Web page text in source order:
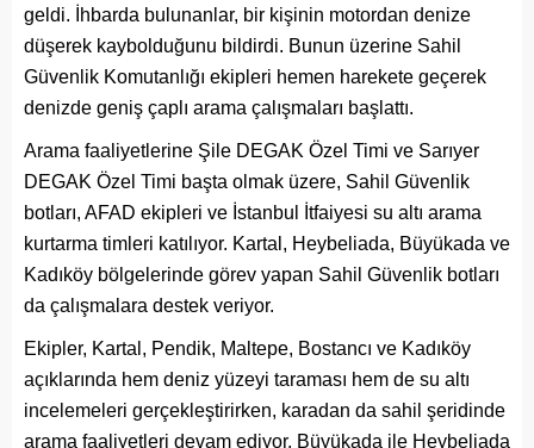
geldi. İhbarda bulunanlar, bir kişinin motordan denize
düşerek kaybolduğunu bildirdi. Bunun üzerine Sahil
Güvenlik Komutanlığı ekipleri hemen harekete geçerek
denizde geniş çaplı arama çalışmaları başlattı.
Arama faaliyetlerine Şile DEGAK Özel Timi ve Sarıyer
DEGAK Özel Timi başta olmak üzere, Sahil Güvenlik
botları, AFAD ekipleri ve İstanbul İtfaiyesi su altı arama
kurtarma timleri katılıyor. Kartal, Heybeliada, Büyükada ve
Kadıköy bölgelerinde görev yapan Sahil Güvenlik botları
da çalışmalara destek veriyor.
Ekipler, Kartal, Pendik, Maltepe, Bostancı ve Kadıköy
açıklarında hem deniz yüzeyi taraması hem de su altı
incelemeleri gerçekleştirirken, karadan da sahil şeridinde
arama faaliyetleri devam ediyor. Büyükada ile Heybeliada